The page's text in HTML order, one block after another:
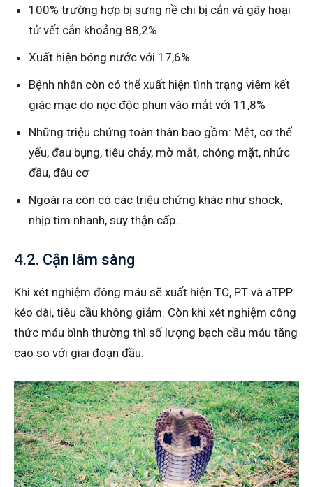
100% trường hợp bị sưng nề chi bị cắn và gây hoại
tử vết cắn khoảng 88,2%
Xuất hiện bóng nước với 17,6%
Bệnh nhân còn có thể xuất hiện tình trạng viêm kết
giác mạc do nọc độc phun vào mắt với 11,8%
Những triệu chứng toàn thân bao gồm: Mệt, cơ thể
yếu, đau bụng, tiêu chảy, mờ mắt, chóng mặt, nhức
đầu, đâu cơ
Ngoài ra còn có các triệu chứng khác như shock,
nhịp tim nhanh, suy thận cấp…
4.2. Cận lâm sàng
Khi xét nghiệm đông máu sẽ xuất hiện TC, PT và aTPP
kéo dài, tiêu cầu không giảm. Còn khi xét nghiệm công
thức máu bình thường thì số lượng bạch cầu máu tăng
cao so với giai đoạn đầu.